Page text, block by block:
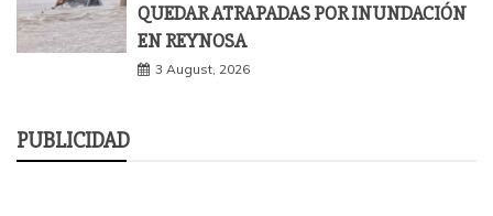
QUEDAR ATRAPADAS POR INUNDACIÓN
EN REYNOSA
3 August, 2026
PUBLICIDAD